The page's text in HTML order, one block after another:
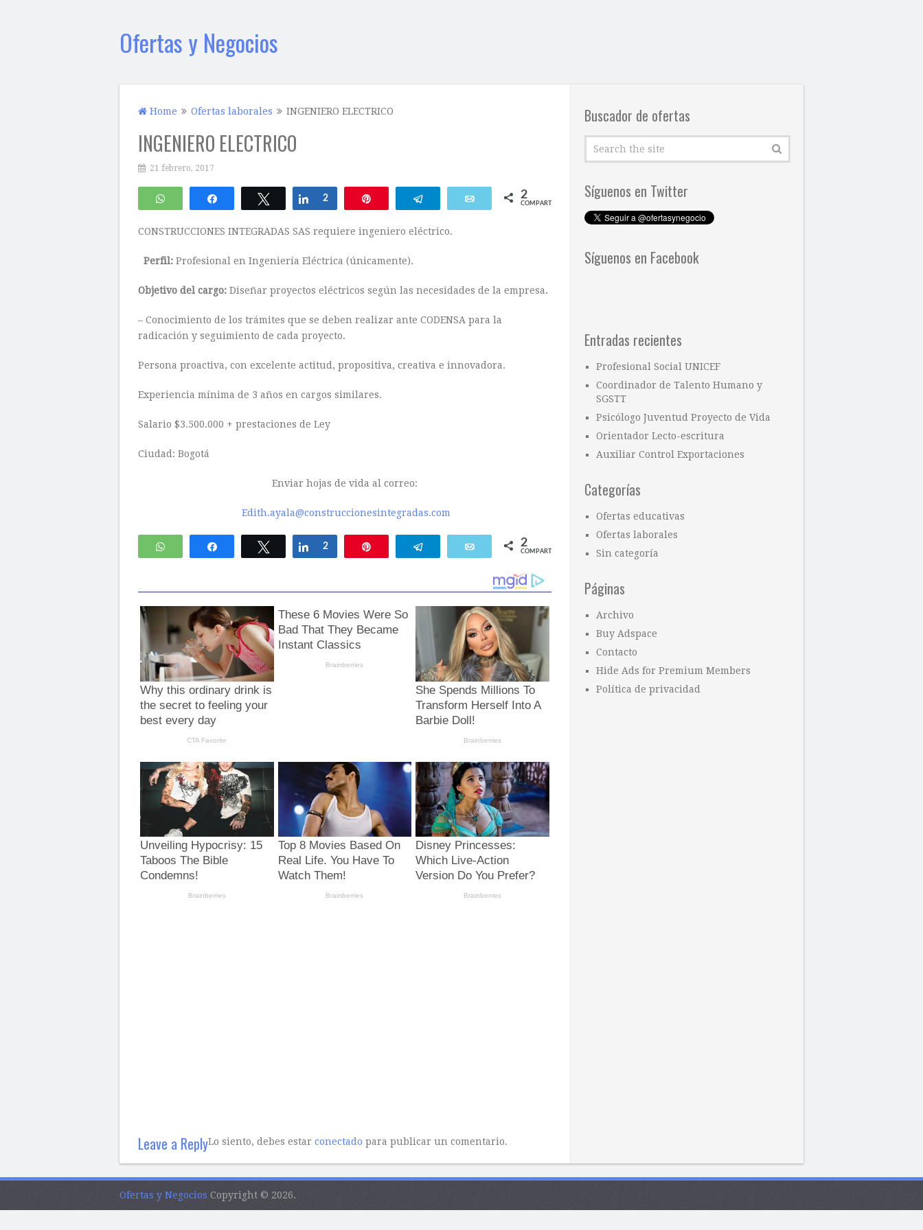
Ofertas y Negocios
Home Ofertas laborales INGENIERO ELECTRICO
INGENIERO ELECTRICO
21 febrero, 2017
WhatsApp Compartir Twittear Compartir
2 Telegram Email 2
COMPARTIR
CONSTRUCCIONES INTEGRADAS SAS requiere ingeniero eléctrico.
Perfil: Profesional en Ingeniería Eléctrica (únicamente).
Objetivo del cargo: Diseñar proyectos eléctricos según las necesidades de la empresa.
– Conocimiento de los trámites que se deben realizar ante CODENSA para la
radicación y seguimiento de cada proyecto.
Persona proactiva, con excelente actitud, propositiva, creativa e innovadora.
Experiencia mínima de 3 años en cargos similares.
Salario $3.500.000 + prestaciones de Ley
Ciudad: Bogotá
Enviar hojas de vida al correo:
Edith.ayala@construccionesintegradas.com
WhatsApp Compartir Twittear Compartir
2 Telegram Email 2
COMPARTIR
Leave a ReplyLo siento, debes estar conectado para publicar un comentario.
Buscador de ofertas
Síguenos en Twitter
Síguenos en Facebook
Entradas recientes
Profesional Social UNICEF
Coordinador de Talento Humano y
SGSTT
Psicólogo Juventud Proyecto de Vida
Orientador Lecto-escritura
Auxiliar Control Exportaciones
Categorías
Ofertas educativas
Ofertas laborales
Sin categoría
Páginas
Archivo
Buy Adspace
Contacto
Hide Ads for Premium Members
Política de privacidad
Ofertas y Negocios Copyright © 2026.